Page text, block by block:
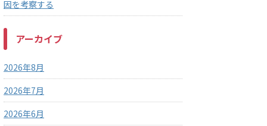
因を考察する
アーカイブ
2026年8月
2026年7月
2026年6月